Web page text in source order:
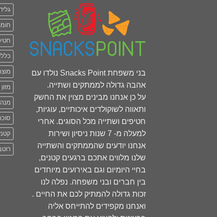
בני משפחת Snacks Point נולדו עם
אהבה גדולה לממתקים ושתייה.
על כן אנחנו מבינים מצוין את החשק
ותאווה לשוקולדים איכותיים, עוגיות,
חטיפים ושתייה מכל הסוגים. אחרי
למעלה מ- 7 שנות ניסיון ושירות
אנחנו יודעים שהממתקים והשתייה
שלנו מלווים אתכם ברגעים קטנים,
בחיי היומיום וגם באירועים מיוחדים
בין חברים ובני משפחה. נפלה לנו
זכות גדולה להמתיק לכם את החיים .
ואנחנו מקפידים להתייחס אליה
כללי